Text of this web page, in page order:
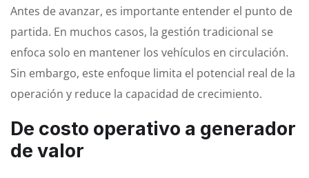
Antes de avanzar, es importante entender el punto de
partida. En muchos casos, la gestión tradicional se
enfoca solo en mantener los vehículos en circulación.
Sin embargo, este enfoque limita el potencial real de la
operación y reduce la capacidad de crecimiento.
De costo operativo a generador
de valor